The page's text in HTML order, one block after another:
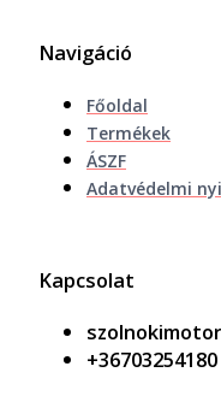
Navigáció
Főoldal
Termékek
ÁSZF
Adatvédelmi
Kapcsolat
+36703254180